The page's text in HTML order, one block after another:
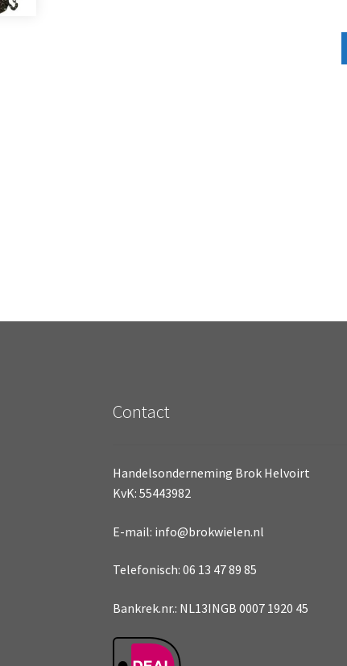
Contact
Handelsonderneming Brok Helvoirt
KvK: 55443982
E-mail: info@brokwielen.nl
Telefonisch: 06 13 47 89 85
Bankrek.nr.: NL13INGB 0007 1920 45